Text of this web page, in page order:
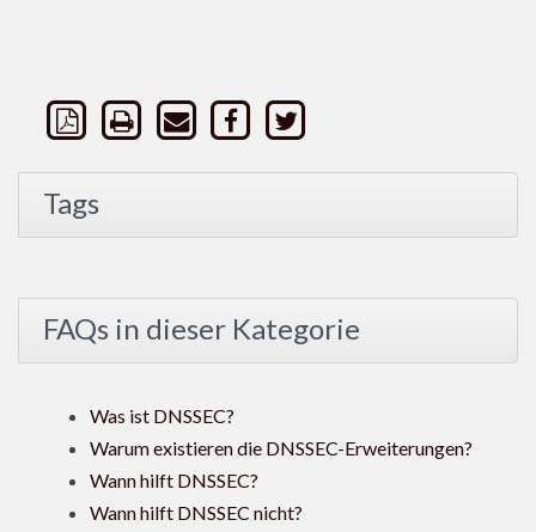
Tags
FAQs in dieser Kategorie
Was ist DNSSEC?
Warum existieren die DNSSEC-Erweiterungen?
Wann hilft DNSSEC?
Wann hilft DNSSEC nicht?